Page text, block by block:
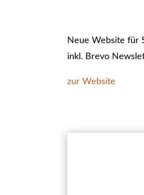
Neue Website für
inkl. Brevo
zur Website